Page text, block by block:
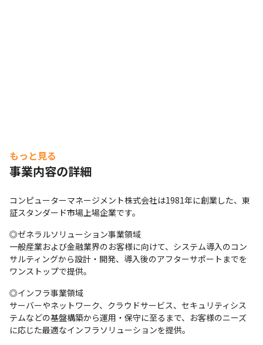
もっと見る
事業内容の詳細
コンピューターマネージメント株式会社は1981年に創業した、東
証スタンダード市場上場企業です。
◎ゼネラルソリューション事業領域
一般産業および金融業界のお客様に向けて、システム導入のコン
サルティングから設計・開発、導入後のアフターサポートまでを
ワンストップで提供。
◎インフラ事業領域
サーバーやネットワーク、クラウドサービス、セキュリティシス
テムなどの基盤構築から運用・保守に至るまで、お客様のニーズ
に応じた最適なインフラソリューションを提供。